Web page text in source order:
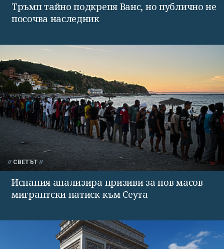
Тръмп тайно подкрепя Ванс, но публично не
посочва наследник
СВЕТЪТ
Испания анализира призиви за нов масов
мигрантски натиск към Сеута